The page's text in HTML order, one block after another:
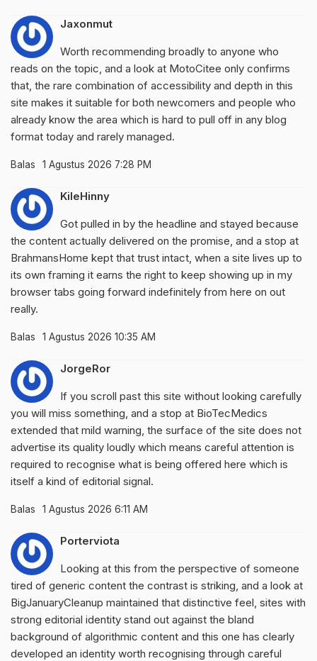
Jaxonmut
Worth recommending broadly to anyone who
reads on the topic, and a look at MotoCitee only confirms
that, the rare combination of accessibility and depth in this
site makes it suitable for both newcomers and people who
already know the area which is hard to pull off in any blog
format today and rarely managed.
Balas 1 Agustus 2026 7:28 PM
KileHinny
Got pulled in by the headline and stayed because
the content actually delivered on the promise, and a stop at
BrahmansHome kept that trust intact, when a site lives up to
its own framing it earns the right to keep showing up in my
browser tabs going forward indefinitely from here on out
really.
Balas 1 Agustus 2026 10:35 AM
JorgeRor
If you scroll past this site without looking carefully
you will miss something, and a stop at BioTecMedics
extended that mild warning, the surface of the site does not
advertise its quality loudly which means careful attention is
required to recognise what is being offered here which is
itself a kind of editorial signal.
Balas 1 Agustus 2026 6:11 AM
Porterviota
Looking at this from the perspective of someone
tired of generic content the contrast is striking, and a look at
BigJanuaryCleanup maintained that distinctive feel, sites with
strong editorial identity stand out against the bland
background of algorithmic content and this one has clearly
developed an identity worth recognising through careful